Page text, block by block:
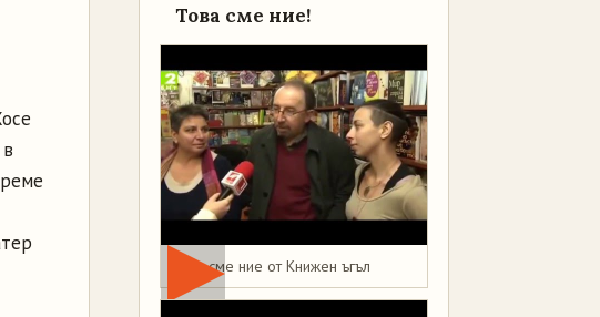
Това сме ние!
Това сме ние от Книжен ъгъл